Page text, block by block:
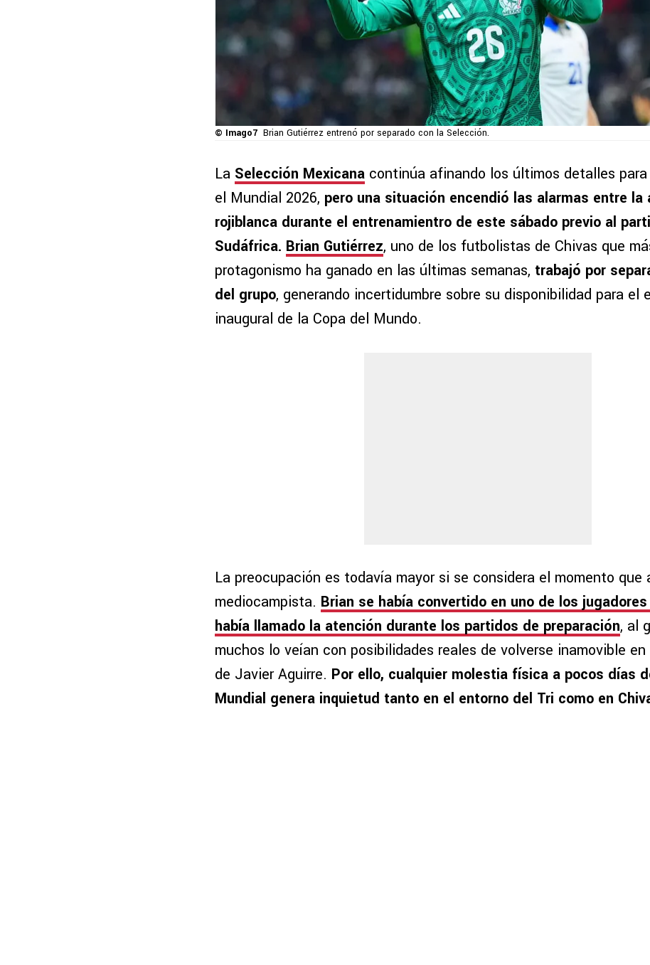
© Imago7 Brian Gutiérrez entrenó por separado con la Selección.
La Selección Mexicana continúa afinando los últimos detalles
el Mundial 2026, pero una situación encendió las alarmas entre la
rojiblanca durante el entrenamientro de este sábado previo al
Sudáfrica. Brian Gutiérrez, uno de los futbolistas de Chivas que
protagonismo ha ganado en las últimas semanas, trabajó por
del grupo, generando incertidumbre sobre su disponibilidad para el
inaugural de la Copa del Mundo.
La preocupación es todavía mayor si se considera el momento que
mediocampista. Brian se había convertido en uno de los
había llamado la atención durante los partidos de preparación, al
muchos lo veían con posibilidades reales de volverse inamovible
de Javier Aguirre. Por ello, cualquier molestia física a pocos días
Mundial genera inquietud tanto en el entorno del Tri como en